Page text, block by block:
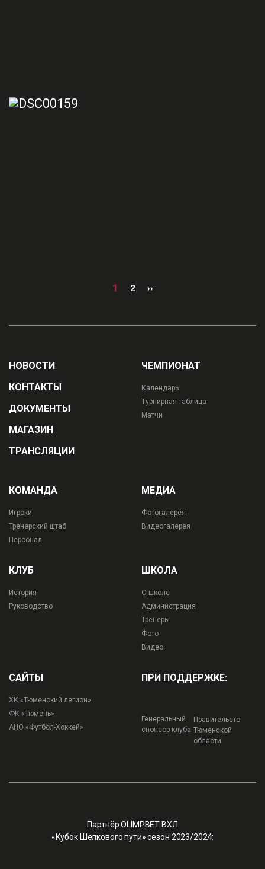
1 2 ››
НОВОСТИ
КОНТАКТЫ
ДОКУМЕНТЫ
МАГАЗИН
ТРАНСЛЯЦИИ
ЧЕМПИОНАТ
Календарь
Турнирная таблица
Матчи
КОМАНДА
Игроки
Тренерский штаб
Персонал
МЕДИА
Фотогалерея
Видеогалерея
КЛУБ
История
Руководство
ШКОЛА
О школе
Администрация
Тренеры
Фото
Видео
САЙТЫ
ХК «Тюменский легион»
ФК «Тюмень»
АНО «Футбол-Хоккей»
ПРИ ПОДДЕРЖКЕ:
Генеральный
спонсор клуба
Правительсто
Тюменской
области
Партнёр OLIMPBET ВХЛ
«Кубок Шелкового пути» сезон 2023/2024: